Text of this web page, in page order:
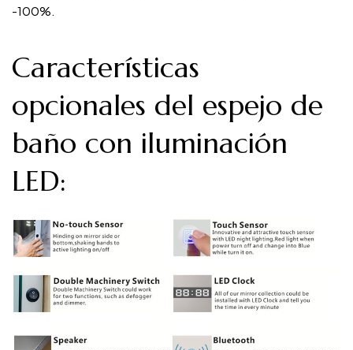
-100%.
Características
opcionales del espejo de
baño con iluminación
LED: